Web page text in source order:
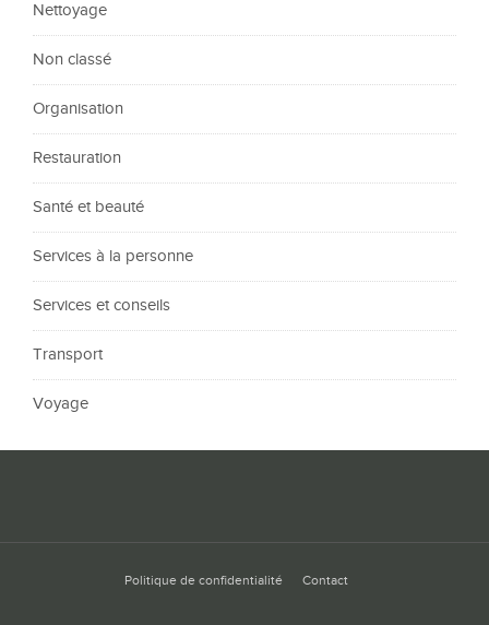
Nettoyage
Non classé
Organisation
Restauration
Santé et beauté
Services à la personne
Services et conseils
Transport
Voyage
Politique de confidentialité Contact